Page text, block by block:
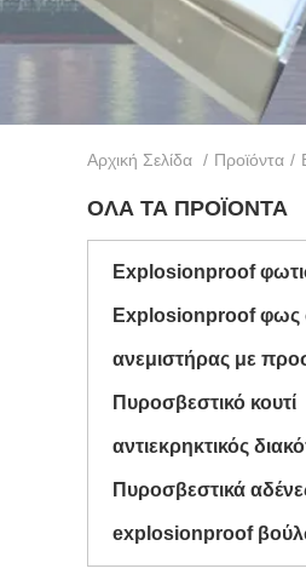
Αρχική Σελίδα / Προϊόντα /
ΌΛΑ ΤΑ ΠΡΟΪΌΝΤΑ
Explosionproof
Explosionproof φως
Πυροσβεστικό κουτί
αντιεκρηκτικός
Πυροσβεστικά